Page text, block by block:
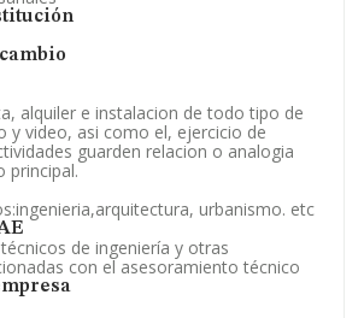
alquiler e instalacion de todo tipo de
y video, asi como el, ejercicio de
guarden relacion o analogia
principal.
urbanismo. etc
de ingeniería y otras
con el asesoramiento técnico